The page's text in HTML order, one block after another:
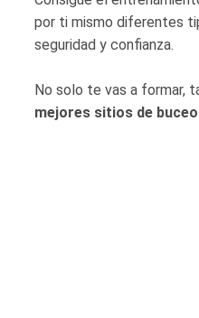
por ti mismo diferentes
seguridad y confianza.
No solo te vas a formar,
mejores sitios de